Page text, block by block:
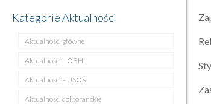
Kategorie Aktualności
Aktualności główne
Aktualności – OBHL
Aktualności – USOS
Aktualności doktoranckie